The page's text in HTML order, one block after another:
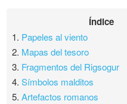
Índice
1. Papeles al viento
2. Mapas del tesoro
3. Fragmentos del Rigsogur
4.Símbolos malditos
5.Artefactos romanos